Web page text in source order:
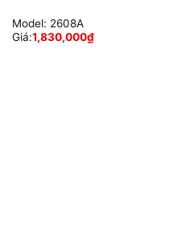
Model: 2608A
Giá:1,830,000₫